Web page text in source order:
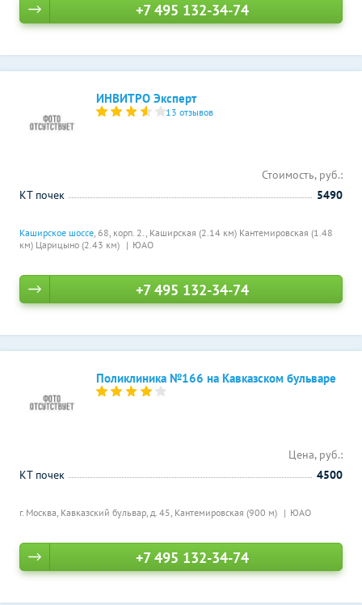
+7 495 132-34-74
ИНВИТРО Эксперт
13 отзывов
Каширское шоссе, 68, корп. 2., Каширская (2.14 км) Кантемировская (1.48
км) Царицыно (2.43 км) ЮАО
Стоимость, руб.:
КТ почек
5490
+7 495 132-34-74
Поликлиника №166 на Кавказском бульваре
г. Москва, Кавказский бульвар, д. 45, Кантемировская (900 м) ЮАО
Цена, руб.:
КТ почек
4500
+7 495 132-34-74